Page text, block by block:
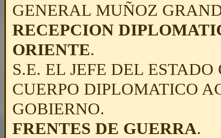
GENERAL MUÑOZ
RECEPCION
ORIENTE.
S.E. EL JEFE DEL
CUERPO DIPLOMATICO
GOBIERNO.
FRENTES DE GUERRA.